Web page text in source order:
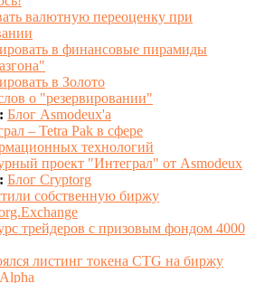
валютную переоценку при
в финансовые пирамиды
в Золото
о "резервировании"
Блог Asmodeux'a
– Tetra Pak в сфере
технологий
проект "Интеграл" от Asmodeux
Блог Cryptorg
собственную биржу
трейдеров с призовым фондом 4000
листинг токена CTG на биржу